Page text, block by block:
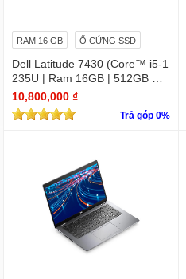
RAM 16 GB Ổ CỨNG SSD
Dell Latitude 7430 (Core™ i5-1
235U | Ram 16GB | 512GB SS
D | 14.0inch FHD)
10,800,000 ₫
Trả góp 0%